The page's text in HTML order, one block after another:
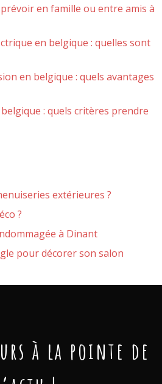
en famille ou entre amis à
en belgique : quelles sont
en belgique : quels avantages
: quels critères prendre
extérieures ?
?
à Dinant
pour décorer son salon
à la pointe de